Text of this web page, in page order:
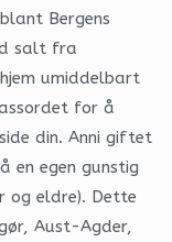
Bergens
salt fra
umiddelbart
for å
din. Anni giftet
en egen gunstig
og eldre). Dette
Aust-Agder,